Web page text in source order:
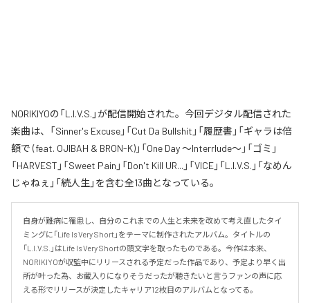
NORIKIYOの「L.I.V.S.」が配信開始された。今回デジタル配信された
楽曲は、「Sinner's Excuse」「Cut Da Bullshit」「履歴書」「ギャラは倍
額で (feat. OJIBAH & BRON-K)」「One Day ～Interrlude～」「ゴミ」
「HARVEST」「Sweet Pain」「Don't Kill UR...」「VICE」「L.I.V.S.」「なめん
じゃねぇ」「続人生」を含む全13曲となっている。
自身が難病に罹患し、自分のこれまでの人生と未来を改めて考え直したタイ
ミングに「Life Is Very Short」をテーマに制作されたアルバム。タイトルの
「L.I.V.S.」はLife Is Very Shortの頭文字を取ったものである。今作は本来、
NORIKIYOが収監中にリリースされる予定だった作品であり、予定より早く出
所が叶った為、お蔵入りになりそうだったが聴きたいと言うファンの声に応
える形でリリースが決定したキャリア12枚目のアルバムとなってる。